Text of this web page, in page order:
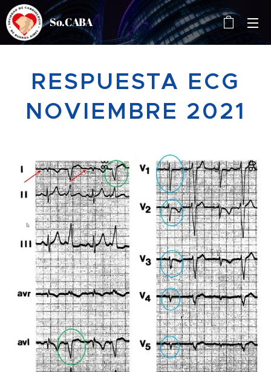
So.CABA
RESPUESTA ECG
NOVIEMBRE 2021